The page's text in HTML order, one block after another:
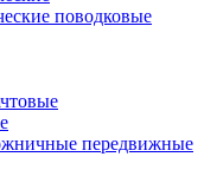
поводковые
передвижные